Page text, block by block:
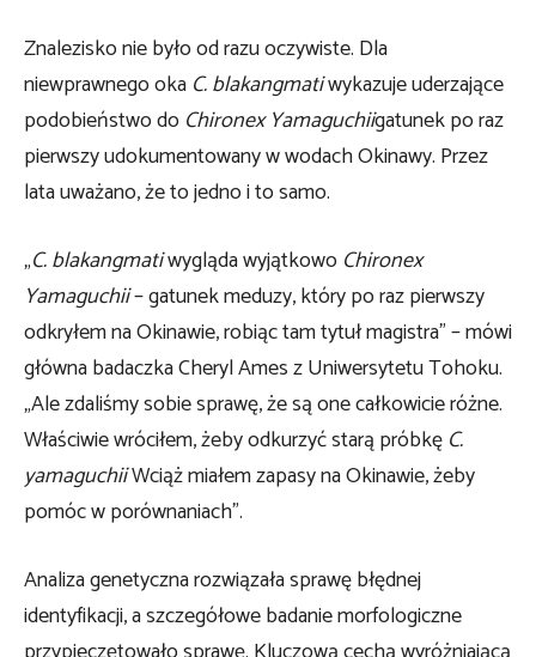
Znalezisko nie było od razu oczywiste. Dla
niewprawnego oka C. blakangmatiwykazuje uderzające
podobieństwo do Chironex Yamaguchiigatunek po raz
pierwszy udokumentowany w wodach Okinawy. Przez
lata uważano, że to jedno i to samo.
„C. blakangmatiwygląda wyjątkowo Chironex
Yamaguchii– gatunek meduzy, który po raz pierwszy
odkryłem na Okinawie, robiąc tam tytuł magistra” – mówi
główna badaczka Cheryl Ames z Uniwersytetu Tohoku.
„Ale zdaliśmy sobie sprawę, że są one całkowicie różne.
Właściwie wróciłem, żeby odkurzyć starą próbkę C.
yamaguchiiWciąż miałem zapasy na Okinawie, żeby
pomóc w porównaniach”.
Analiza genetyczna rozwiązała sprawę błędnej
identyfikacji, a szczegółowe badanie morfologiczne